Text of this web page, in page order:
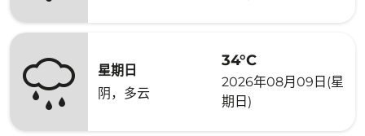
星期日
阴，多云
34°C
2026年08月09日(星
期日)